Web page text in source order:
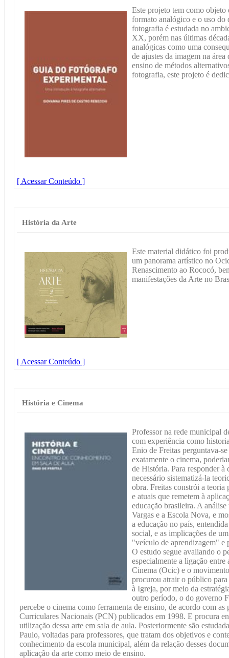
Este projeto tem como
formato analógico e o uso do
fotografia é estudada no
XX, porém nas últimas
analógicas como uma
de ajustes da imagem na
ensino de métodos
fotografia, este projeto é
[ Acessar Conteúdo ]
História da Arte
Este material didático foi
um panorama artístico no
Renascimento ao Rococó,
manifestações da Arte no
[ Acessar Conteúdo ]
História e Cinema
Professor na rede municipal
com experiência como
Enio de Freitas perguntava-
exatamente o cinema,
de História. Para responder à
necessário sistematizá-la
obra. Freitas constrói a teoria
e atuais que remetem à
educação brasileira. A
Vargas e a Escola Nova, e
a educação no país,
social, e as implicações de
"veículo de aprendizagem" e
O estudo segue avaliando o
especialmente a ligação
Cinema (Ocic) e o
procurou atrair o público para
à Igreja, por meio da
outro período, o do governo
percebe o cinema como ferramenta de ensino, de acordo com as
Curriculares Nacionais (PCN) publicados em 1998. E procura
utilização dessa arte em sala de aula. Posteriormente são
Paulo, voltadas para professores, que tratam dos objetivos e
conhecimento da escola municipal, além da relação desses
aplicação da arte como meio de ensino.